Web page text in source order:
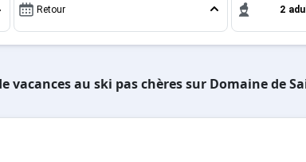
Retour 2
vacances au ski pas chères sur Domaine de